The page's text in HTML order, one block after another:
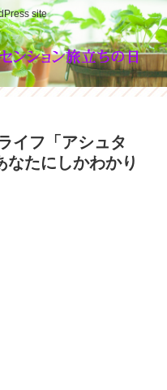
site
イフ「アシュタ
なたにしかわかり